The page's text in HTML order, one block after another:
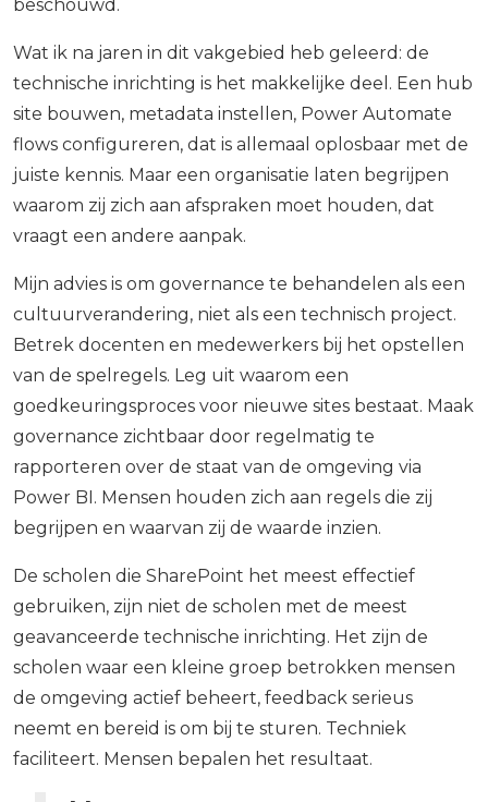
beschouwd.
Wat ik na jaren in dit vakgebied heb geleerd: de
technische inrichting is het makkelijke deel. Een hub
site bouwen, metadata instellen, Power Automate
flows configureren, dat is allemaal oplosbaar met de
juiste kennis. Maar een organisatie laten begrijpen
waarom zij zich aan afspraken moet houden, dat
vraagt een andere aanpak.
Mijn advies is om governance te behandelen als een
cultuurverandering, niet als een technisch project.
Betrek docenten en medewerkers bij het opstellen
van de spelregels. Leg uit waarom een
goedkeuringsproces voor nieuwe sites bestaat. Maak
governance zichtbaar door regelmatig te
rapporteren over de staat van de omgeving via
Power BI. Mensen houden zich aan regels die zij
begrijpen en waarvan zij de waarde inzien.
De scholen die SharePoint het meest effectief
gebruiken, zijn niet de scholen met de meest
geavanceerde technische inrichting. Het zijn de
scholen waar een kleine groep betrokken mensen
de omgeving actief beheert, feedback serieus
neemt en bereid is om bij te sturen. Techniek
faciliteert. Mensen bepalen het resultaat.